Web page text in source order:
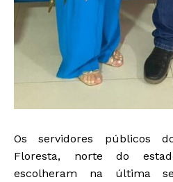
Os servidores públicos
Floresta, norte do
escolheram na última